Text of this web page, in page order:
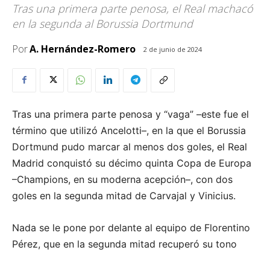
Tras una primera parte penosa, el Real machacó
en la segunda al Borussia Dortmund
PorA. Hernández-Romero 2 de junio de 2024
Tras una primera parte penosa y “vaga” –este fue el
término que utilizó Ancelotti–, en la que el Borussia
Dortmund pudo marcar al menos dos goles, el Real
Madrid conquistó su décimo quinta Copa de Europa
–Champions, en su moderna acepción–, con dos
goles en la segunda mitad de Carvajal y Vinicius.
Nada se le pone por delante al equipo de Florentino
Pérez, que en la segunda mitad recuperó su tono